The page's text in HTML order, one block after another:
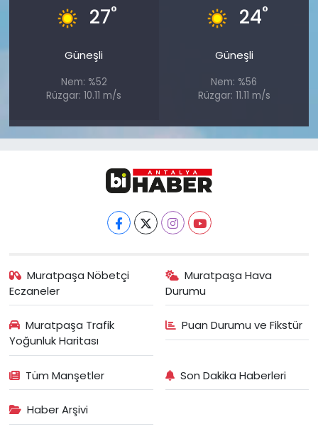
27°
Güneşli
Nem: %52
Rüzgar: 10.11 m/s
24°
Güneşli
Nem: %56
Rüzgar: 11.11 m/s
Muratpaşa Nöbetçi
Eczaneler
Muratpaşa Hava
Durumu
Muratpaşa Trafik
Yoğunluk Haritası
Puan Durumu ve Fikstür
Tüm Manşetler Son Dakika Haberleri
Haber Arşivi